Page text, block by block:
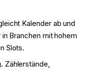
Kalender ab und
Branchen mit hohem
Slots.
Zählerstände,